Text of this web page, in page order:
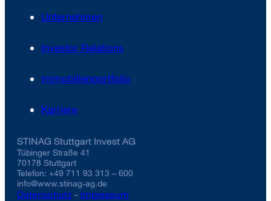
Unternehmen
Investor Relations
Immobilienportfolio
Karriere
STINAG Stuttgart Invest AG
Tübinger Straße 41
70178 Stuttgart
Telefon: +49 711 93 313 – 600
info@www.stinag-ag.de
Datenschutz - Impressum